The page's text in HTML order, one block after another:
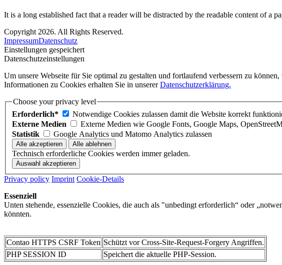
It is a long established fact that a reader will be distracted by the readable content of a
Copyright 2026. All Rights Reserved.
ImpressumDatenschutz
Einstellungen gespeichert
Datenschutzeinstellungen
Um unsere Webseite für Sie optimal zu gestalten und fortlaufend verbessern zu
Informationen zu Cookies erhalten Sie in unsererDatenschutzerklärung.
Choose your privacy level
Erforderlich*
Notwendige Cookies zulassen damit die Website korrekt
Externe Medien
Externe Medien wie Google Fonts, Google Maps,
Statistik
Google Analytics und Matomo Analytics zulassen
Technisch erforderliche Cookies werden immer geladen.
Privacy policy Imprint Cookie-Details
Essenziell
Unten stehende, essenzielle Cookies, die auch als "unbedingt erforderlich“ oder
könnten.
Contao HTTPS CSRF Token Schützt vor Cross-Site-Request-Forgery Angriffen.
PHP SESSION ID
Speichert die aktuelle PHP-Session.